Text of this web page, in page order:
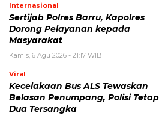
Internasional
Sertijab Polres Barru, Kapolres
Dorong Pelayanan kepada
Masyarakat
Kamis, 6 Agu 2026 - 21:17 WIB
Viral
Kecelakaan Bus ALS Tewaskan
Belasan Penumpang, Polisi
Dua Tersangka